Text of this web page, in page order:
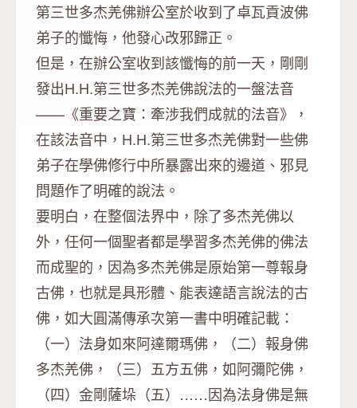
第三世多杰羌佛辦公室於收到了卓瓦貢波佛
弟子的懺悔，他發心改邪歸正。
但是，在辦公室收到該懺悔的前一天，剛剛
發出H.H.第三世多杰羌佛說法的一盤法音
——《重要之寶：牽涉我們成就的法音》，
在該法音中，H.H.第三世多杰羌佛對一些佛
弟子在學佛修行中所暴露出來的邊道、邪見
問題作了明確的說法。
要明白，在整個法界中，除了多杰羌佛以
外，任何一個聖者都是學習多杰羌佛的佛法
而成聖的，因為多杰羌佛是原始第一尊報身
古佛，也就是具形體、能表達語言說法的古
佛，如大圓滿傳承次第一書中明確記載：
（一）法身如來阿達爾瑪佛，（二）報身佛
多杰羌佛，（三）五方五佛，如阿彌陀佛，
（四）金剛薩垛（五）……因為法身佛是無